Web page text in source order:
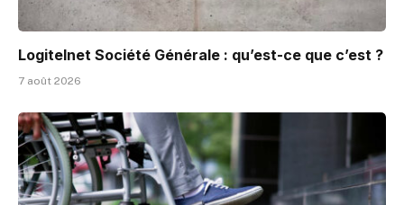
Logitelnet Société Générale : qu’est-ce que c’est ?
7 août 2026